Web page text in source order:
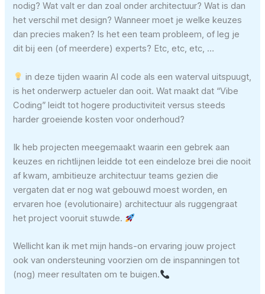
nodig? Wat valt er dan zoal onder architectuur? Wat is dan
het verschil met design? Wanneer moet je welke keuzes
dan precies maken? Is het een team probleem, of leg je
dit bij een (of meerdere) experts? Etc, etc, etc, …
in deze tijden waarin AI code als een waterval uitspuugt,
is het onderwerp actueler dan ooit. Wat maakt dat “Vibe
Coding” leidt tot hogere productiviteit versus steeds
harder groeiende kosten voor onderhoud?
Ik heb projecten meegemaakt waarin een gebrek aan
keuzes en richtlijnen leidde tot een eindeloze brei die nooit
af kwam, ambitieuze architectuur teams gezien die
vergaten dat er nog wat gebouwd moest worden, en
ervaren hoe (evolutionaire) architectuur als ruggengraat
het project vooruit stuwde.
Wellicht kan ik met mijn hands-on ervaring jouw project
ook van ondersteuning voorzien om de inspanningen tot
(nog) meer resultaten om te buigen.